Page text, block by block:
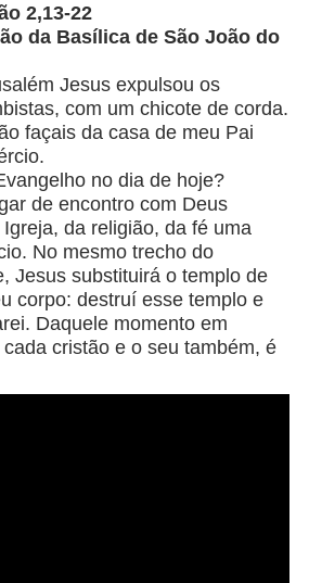
2,13-22
da Basílica de São João do
Jesus expulsou os
com um chicote de corda.
façais da casa de meu Pai
no dia de hoje?
de encontro com Deus
da religião, da fé uma
No mesmo trecho do
Jesus substituirá o templo de
corpo: destruí esse templo e
Daquele momento em
cristão e o seu também, é